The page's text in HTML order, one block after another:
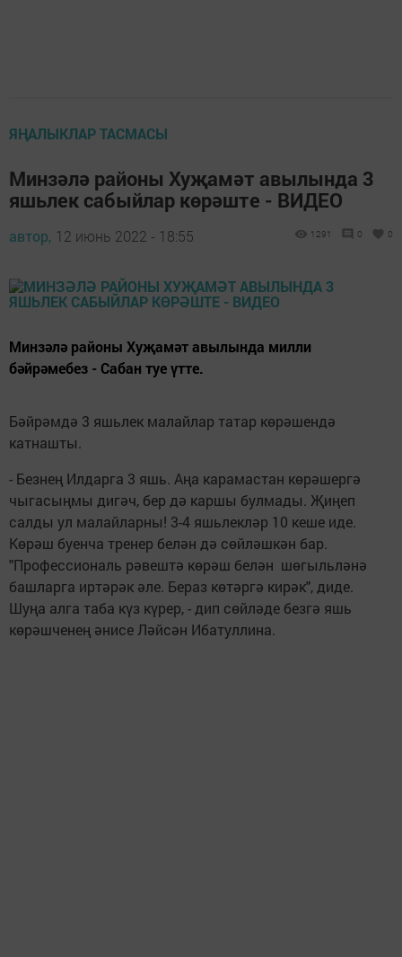
ЯҢАЛЫКЛАР ТАСМАСЫ
Минзәлә районы Хуҗамәт авылында 3
яшьлек сабыйлар көрәште - ВИДЕО
автор, 12 июнь 2022 - 18:55 1291 0 0
Минзәлә районы Хуҗамәт авылында милли
бәйрәмебез - Сабан туе үтте.
Бәйрәмдә 3 яшьлек малайлар татар көрәшендә
катнашты.
- Безнең Илдарга 3 яшь. Аңа карамастан көрәшергә
чыгасыңмы дигәч, бер дә каршы булмады. Җиңеп
салды ул малайларны! 3-4 яшьлекләр 10 кеше иде.
Көрәш буенча тренер белән дә сөйләшкән бар.
"Профессиональ рәвештә көрәш белән шөгыльләнә
башларга иртәрәк әле. Бераз көтәргә кирәк", диде.
Шуңа алга таба күз күрер, - дип сөйләде безгә яшь
көрәшченең әнисе Ләйсән Ибатуллина.